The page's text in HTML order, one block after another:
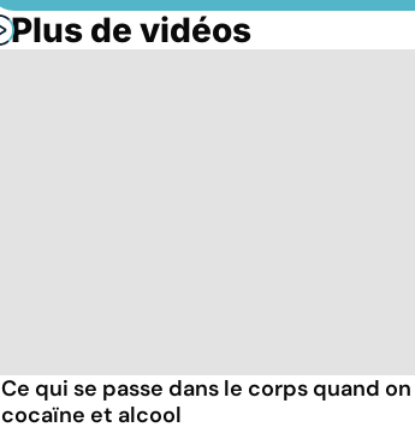
Plus de vidéos
Ce qui se passe dans le corps quand
cocaïne et alcool